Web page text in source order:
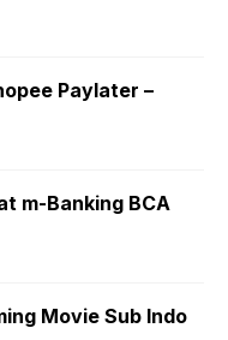
Paylater –
m-Banking BCA
Movie Sub Indo